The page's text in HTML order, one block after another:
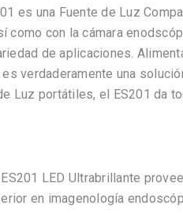
es una Fuente de Luz
como con la cámara
de aplicaciones.
verdaderamente una
Luz portátiles, el ES201 da
LED Ultrabrillante
en imagenología